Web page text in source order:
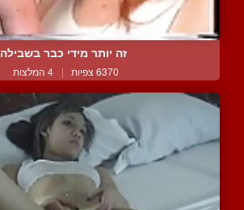
זה יותר מידי כבר בשבילה
6370 צפיות | 4 המלצות